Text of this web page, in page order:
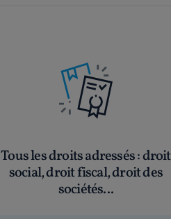
Tous les droits adressés: droit
social, droit fiscal, droit des
sociétés...